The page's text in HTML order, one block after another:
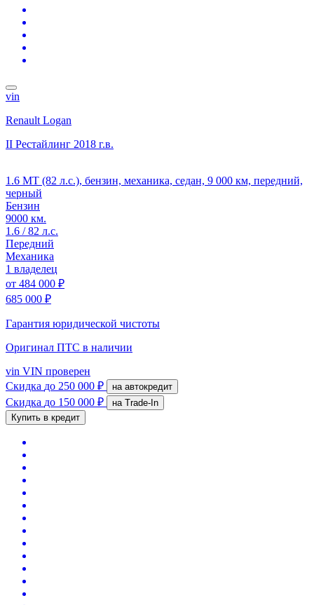
vin
Renault Logan
II Рестайлинг 2018 г.в.
1.6 MT (82 л.с.), бензин, механика, седан, 9 000 км, передний,
черный
Бензин
9000 км.
1.6 / 82 л.с.
Передний
Механика
1 владелец
от 484 000 ₽
685 000 ₽
Гарантия юридической чистоты
Оригинал ПТС в наличии
vin VIN проверен
Скидка до 250 000 ₽ на автокредит
Скидка до 150 000 ₽
на Trade-In
Купить в кредит